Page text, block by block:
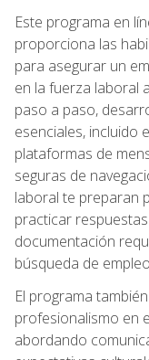
Este programa en
proporciona las
para asegurar un
en la fuerza laboral
paso a paso,
esenciales, incluido
plataformas de
seguras de
laboral te preparan
practicar
documentación
búsqueda de
El programa
profesionalismo en
abordando